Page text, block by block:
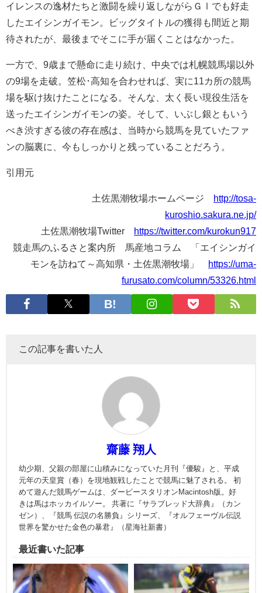
イレンスの逸材たちと激闘を繰り返しながらＧⅠでも好走
したエイシンガイモン。ビッグタイトルの獲得も間近と期
待されたが、最後までそこに手が届くことはなかった。
一方で、9歳まで懸命に走り続け、中央では札幌競馬場以外
の9場を走破。笠松･高知を合わせれば、実に11カ所の競馬
場を駆け抜けたことになる。そんな、太く長い現役生活を
送ったエイシンガイモンの姿。そして、いぶし銀ともいう
べき渋すぎる彼の存在感は、当時から競馬を見ていたファ
ンの脳裏に、今もしっかりと残っていることだろう。
引用元
土佐黒潮牧場ホームページ
http://tosa-
kuroshio.sakura.ne.jp/
土佐黒潮牧場Twitter
https://twitter.com/kurokun917
競走馬のふるさと案内所 馬産地コラム 「エイシンガイ
モンを訪ねて～高知県・土佐黒潮牧場」
https://uma-
furusato.com/column/53326.html
この記事を書いた人
齋藤 翔人
幼少期、父親の部屋に山積みになっていた月刊『優駿』と、平成
元年の天皇賞（春）を現地観戦したことで競馬に魅了される。 初
めて遊んだ競馬ゲームは、ダービースタリオンMacintosh版。好
きは馬はホッカイルソー。 共著に『サラブレッド大辞典』（カン
ゼン）、『競馬 伝説の名勝負』シリーズ、『オルフェーヴル伝説
世界を驚かせた金色の暴君』（星海社新書）
最近書いた記事